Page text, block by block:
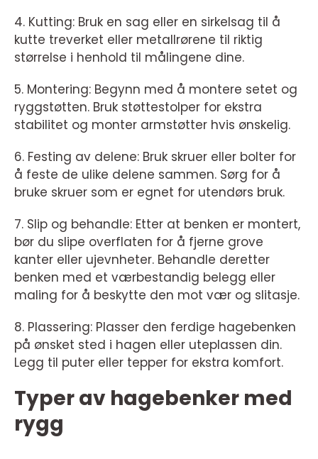
4. Kutting: Bruk en sag eller en sirkelsag til å
kutte treverket eller metallrørene til riktig
størrelse i henhold til målingene dine.
5. Montering: Begynn med å montere setet og
ryggstøtten. Bruk støttestolper for ekstra
stabilitet og monter armstøtter hvis ønskelig.
6. Festing av delene: Bruk skruer eller bolter for
å feste de ulike delene sammen. Sørg for å
bruke skruer som er egnet for utendørs bruk.
7. Slip og behandle: Etter at benken er montert,
bør du slipe overflaten for å fjerne grove
kanter eller ujevnheter. Behandle deretter
benken med et værbestandig belegg eller
maling for å beskytte den mot vær og slitasje.
8. Plassering: Plasser den ferdige hagebenken
på ønsket sted i hagen eller uteplassen din.
Legg til puter eller tepper for ekstra komfort.
Typer av hagebenker med
rygg